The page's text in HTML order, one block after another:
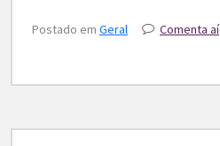
Postado em Geral Comenta aí